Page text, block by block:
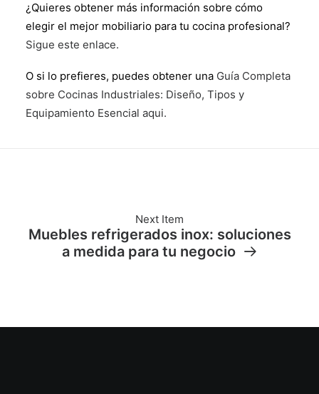
¿Quieres obtener más información sobre cómo
elegir el mejor mobiliario para tu cocina profesional?
Sigue este enlace.
O si lo prefieres, puedes obtener una Guía Completa
sobre Cocinas Industriales: Diseño, Tipos y
Equipamiento Esencial aqui.
Next Item
Muebles refrigerados inox: soluciones
a medida para tu negocio